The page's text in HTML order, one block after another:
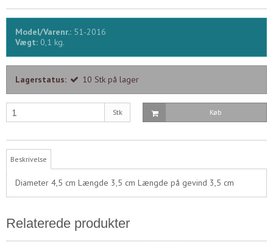
Model/Varenr.: 51-2016
Vægt: 0,1 kg.
Lagerstatus: 10 Stk på lager
Stk Køb
Beskrivelse
Diameter 4,5 cm Længde 3,5 cm Længde på gevind 3,5 cm
Relaterede produkter